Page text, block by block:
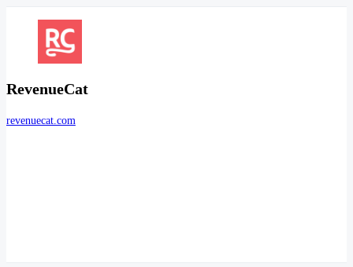
RevenueCat
revenuecat.com